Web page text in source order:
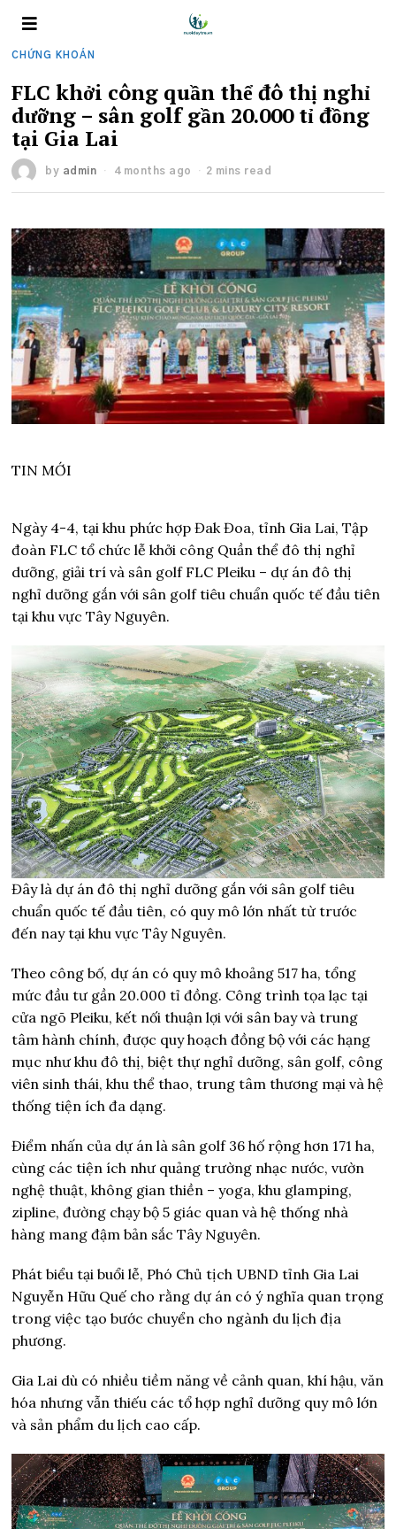
CHỨNG KHOÁN
FLC khởi công quần thể đô thị nghỉ
dưỡng – sân golf gần 20.000 tỉ đồng
tại Gia Lai
by admin 4 months ago 2 mins read
TIN MỚI
Ngày 4-4, tại khu phức hợp Đak Đoa, tỉnh Gia Lai, Tập
đoàn FLC tổ chức lễ khởi công Quần thể đô thị nghỉ
dưỡng, giải trí và sân golf FLC Pleiku – dự án đô thị
nghỉ dưỡng gắn với sân golf tiêu chuẩn quốc tế đầu tiên
tại khu vực Tây Nguyên.
Đây là dự án đô thị nghỉ dưỡng gắn với sân golf tiêu
chuẩn quốc tế đầu tiên, có quy mô lớn nhất từ trước
đến nay tại khu vực Tây Nguyên.
Theo công bố, dự án có quy mô khoảng 517 ha, tổng
mức đầu tư gần 20.000 tỉ đồng. Công trình tọa lạc tại
cửa ngõ Pleiku, kết nối thuận lợi với sân bay và trung
tâm hành chính, được quy hoạch đồng bộ với các hạng
mục như khu đô thị, biệt thự nghỉ dưỡng, sân golf, công
viên sinh thái, khu thể thao, trung tâm thương mại và hệ
thống tiện ích đa dạng.
Điểm nhấn của dự án là sân golf 36 hố rộng hơn 171 ha,
cùng các tiện ích như quảng trường nhạc nước, vườn
nghệ thuật, không gian thiền – yoga, khu glamping,
zipline, đường chạy bộ 5 giác quan và hệ thống nhà
hàng mang đậm bản sắc Tây Nguyên.
Phát biểu tại buổi lễ, Phó Chủ tịch UBND tỉnh Gia Lai
Nguyễn Hữu Quế cho rằng dự án có ý nghĩa quan trọng
trong việc tạo bước chuyển cho ngành du lịch địa
phương.
Gia Lai dù có nhiều tiềm năng về cảnh quan, khí hậu, văn
hóa nhưng vẫn thiếu các tổ hợp nghỉ dưỡng quy mô lớn
và sản phẩm du lịch cao cấp.